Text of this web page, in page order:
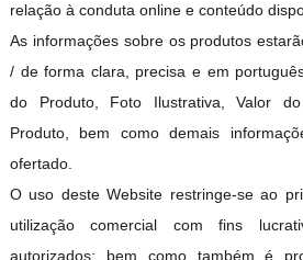
relação à conduta online e conteúdo
As informações sobre os produtos
/ de forma clara, precisa e em
do Produto, Foto Ilustrativa, Valor
Produto, bem como demais
ofertado.
O uso deste Website restringe-se ao
utilização comercial com fins
autorizados; bem como também é